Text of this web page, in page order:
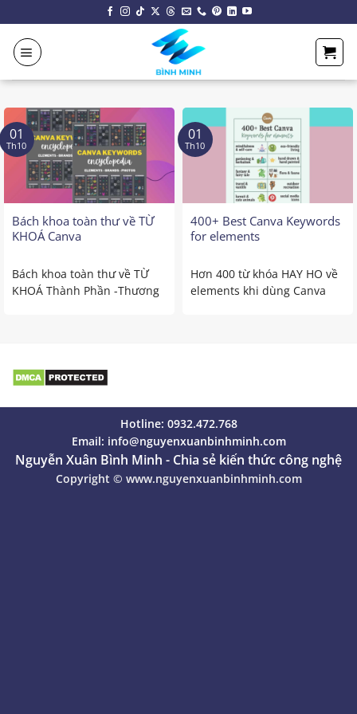
đến
nội
dung
Bách khoa toàn thư về TỪ
KHOÁ Canva
Bách khoa toàn thư về TỪ
KHOÁ Thành Phần -Thương
01
Th10
400+ Best Canva Keywords
for elements
Hơn 400 từ khóa HAY HO về
elements khi dùng Canva
01
Th10
Hotline: 0932.472.768
Email: info@nguyenxuanbinhminh.com
Nguyễn Xuân Bình Minh - Chia sẻ kiến thức công nghệ
Copyright © www.nguyenxuanbinhminh.com